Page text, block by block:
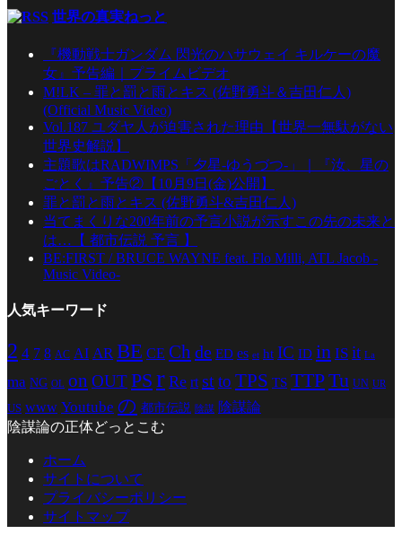
世界の真実ねっと
『機動戦士ガンダム 閃光のハサウェイ キルケーの魔
女』予告編｜プライムビデオ
M!LK – 罪と罰と雨とキス (佐野勇斗＆吉田仁人)
(Official Music Video)
Vol.187 ユダヤ人が迫害された理由【世界一無駄がない
世界史解説】
主題歌はRADWIMPS「夕星-ゆうづつ-」｜『汝、星の
ごとく』予告②【10月9日(金)公開】
罪と罰と雨とキス (佐野勇斗&吉田仁人)
当てまくりな200年前の予言小説が示すこの先の未来と
は…【 都市伝説 予言 】
BE:FIRST / BRUCE WAYNE feat. Flo Milli, ATL Jacob -
Music Video-
人気キーワード
2 4 7 8 AC AI AR BE CE Ch de ED es et ht IC ID in IS it La
ma NG OL on OUTPS r Re rt st to TPS TS TTPTu UN UR
US www Youtube の 都市伝説 陰謀 陰謀論
陰謀論の正体どっとこむ
ホーム
サイトについて
プライバシーポリシー
サイトマップ